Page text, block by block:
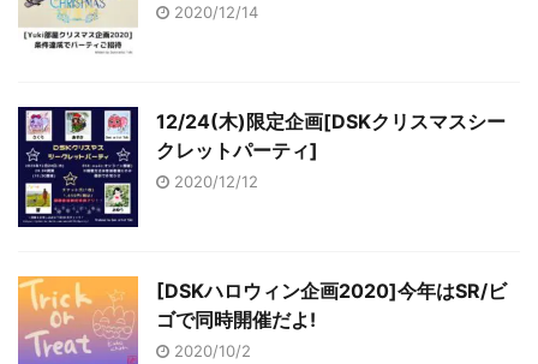
2020/12/14
12/24(木)限定企画[DSKクリスマスシー
クレットパーティ]
2020/12/12
[DSKハロウィン企画2020]今年はSR/ビ
ゴで同時開催だよ!
2020/10/2